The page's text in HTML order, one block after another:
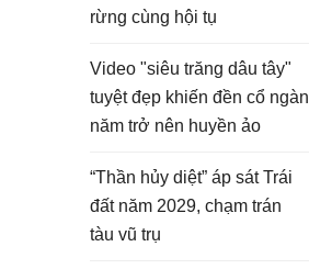
rừng cùng hội tụ
Video "siêu trăng dâu tây"
tuyệt đẹp khiến đền cổ ngàn
năm trở nên huyền ảo
“Thần hủy diệt” áp sát Trái
đất năm 2029, chạm trán
tàu vũ trụ